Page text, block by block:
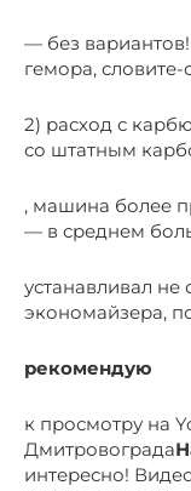
— без
гемора, словите-
2) расход с
со штатным
, машина более
— в среднем
устанавливал
экономайзера,
рекомендую
к просмотру на
Дмитровограда
интересно!